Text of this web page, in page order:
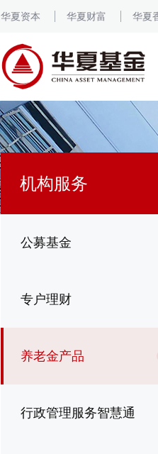
华夏资本 华夏财富 华夏
机构服务
公募基金
专户理财
养老金产品
行政管理服务智慧通